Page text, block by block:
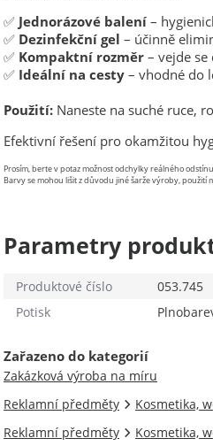
✅ Jednorázové balení –
✅ Dezinfekční gel – účinně
✅ Kompaktní rozměr – vejde se
✅ Ideální na cesty – vhodné do
Použití: Naneste na suché ruce,
Efektivní řešení pro okamžitou
Prosím, berte v potaz možnost odchylky reálného
Barvy se mohou lišit z důvodu jiné šarže výroby,
Parametry
Produktové číslo
053.745
Potisk
Zařazeno do kategorií
Zakázková výroba na míru
Reklamní předměty
Kosmetika,
Reklamní předměty
Kosmetika,